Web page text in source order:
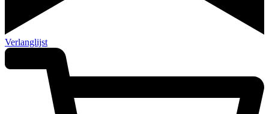
Verlanglijst